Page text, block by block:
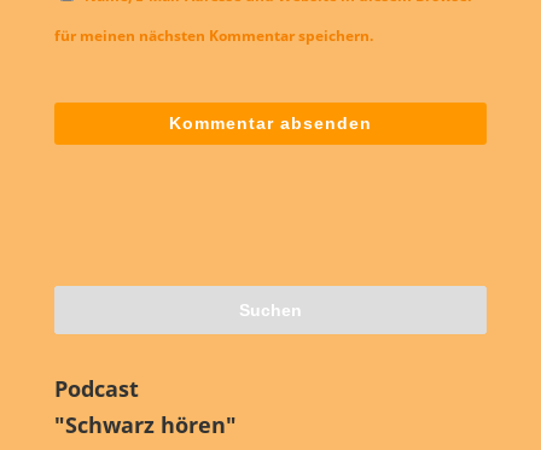
für meinen nächsten Kommentar speichern.
Podcast
"Schwarz hören"